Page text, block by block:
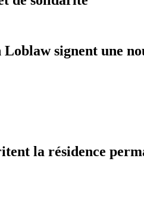
signent une
la résidence